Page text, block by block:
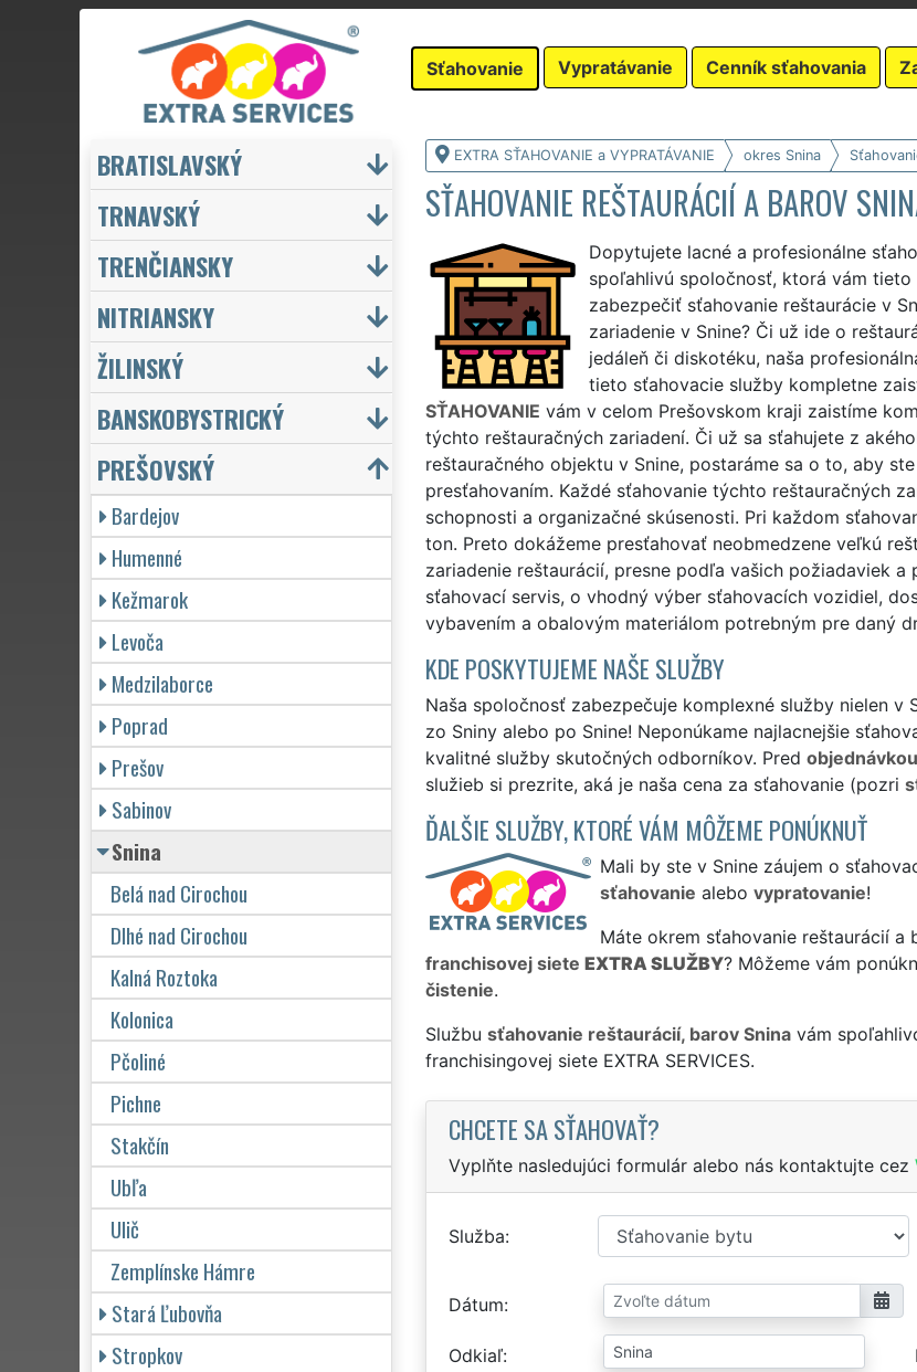
Sťahovanie Vypratávanie Cenník sťahovania
EXTRA SŤAHOVANIE a VYPRATÁVANIE okres Snina
SŤAHOVANIE REŠTAURÁCIÍ A BAROV
Dopytujete lacné a profesionálne
spoľahlivú spoločnosť, ktorá vám
zabezpečiť sťahovanie reštaurácie v
zariadenie v Snine? Či už ide o
jedáleň či diskotéku, naša
tieto sťahovacie služby kompletne
SŤAHOVANIE vám v celom Prešovskom kraji zaistíme
týchto reštauračných zariadení. Či už sa sťahujete z
reštauračného objektu v Snine, postaráme sa o to, aby
presťahovaním. Každé sťahovanie týchto reštauračných
schopnosti a organizačné skúsenosti. Pri každom
ton. Preto dokážeme presťahovať neobmedzene veľkú
zariadenie reštaurácií, presne podľa vašich požiadaviek
sťahovací servis, o vhodný výber sťahovacích vozidiel,
vybavením a obalovým materiálom potrebným pre daný
KDE POSKYTUJEME NAŠE SLUŽBY
Naša spoločnosť zabezpečuje komplexné služby nielen v
zo Sniny alebo po Snine! Neponúkame najlacnejšie
kvalitné služby skutočných odborníkov. Pred objednávkou
služieb si prezrite, aká je naša cena za sťahovanie (pozri
ĎALŠIE SLUŽBY, KTORÉ VÁM MÔŽEME PONÚKNUŤ
Mali by ste v Snine záujem o
sťahovanie alebo vypratovanie!
Máte okrem sťahovanie reštaurácií a
franchisovej siete EXTRA SLUŽBY? Môžeme vám
čistenie.
Službu sťahovanie reštaurácií, barov Sninavám
franchisingovej siete EXTRA SERVICES.
CHCETE SA SŤAHOVAŤ?
Vyplňte nasledujúci formulár alebo nás kontaktujte cez
Služba
Dátum
Odkiaľ
BRATISLAVSKÝ
TRNAVSKÝ
TRENČIANSKY
NITRIANSKY
ŽILINSKÝ
BANSKOBYSTRICKÝ
PREŠOVSKÝ
Bardejov
Humenné
Kežmarok
Levoča
Medzilaborce
Poprad
Prešov
Sabinov
Snina
Belá nad Cirochou
Dlhé nad Cirochou
Kalná Roztoka
Kolonica
Pčoliné
Pichne
Stakčín
Ubľa
Ulič
Zemplínske Hámre
Stará Ľubovňa
Stropkov